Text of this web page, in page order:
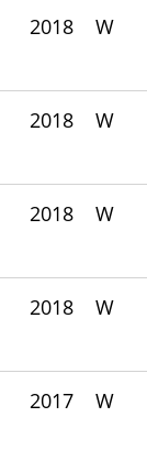
2018 W
2018 W
2018 W
2018 W
2017 W